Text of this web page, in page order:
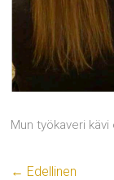
Mun työkaveri
← Edellinen